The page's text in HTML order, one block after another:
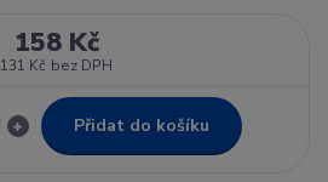
158 Kč
131 Kč bez DPH
Přidat do košíku